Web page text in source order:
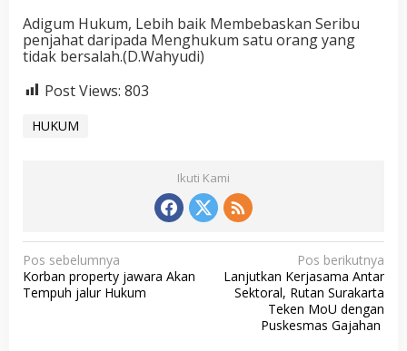
Adigum Hukum, Lebih baik Membebaskan Seribu
penjahat daripada Menghukum satu orang yang
tidak bersalah.(D.Wahyudi)
Post Views: 803
HUKUM
Ikuti Kami
N
a
Pos sebelumnya
Korban property jawara Akan
Tempuh jalur Hukum
Pos berikutnya
Lanjutkan Kerjasama Antar
Sektoral, Rutan Surakarta
Teken MoU dengan
Puskesmas Gajahan